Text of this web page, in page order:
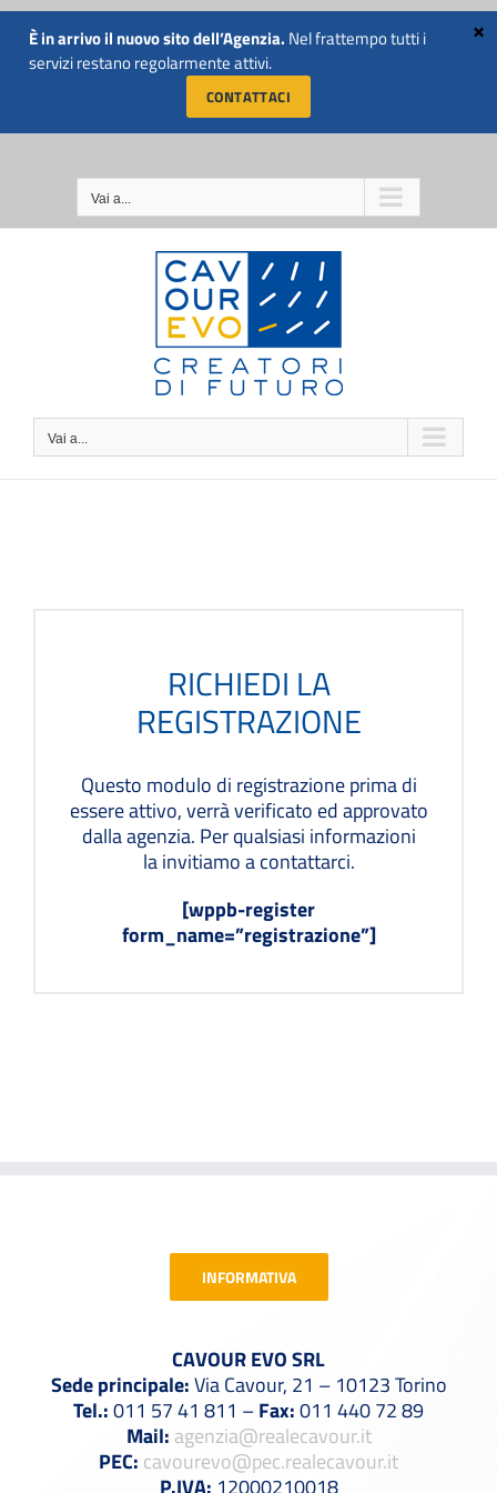
Salta
contenuto CHIAMACI SUBITO AL
NUMERO 011 5741811
Vai a...
Vai a...
RICHIEDI LA
REGISTRAZIONE
Questo modulo di registrazione prima di
essere attivo, verrà verificato ed approvato
dalla agenzia. Per qualsiasi informazioni
la invitiamo a contattarci.
[wppb-register
form_name=”registrazione”]
INFORMATIVA
CAVOUR EVO SRL
Sede principale:Via Cavour, 21 – 10123 Torino
Tel.:011 57 41 811 –Fax:011 440 72 89
Mail: agenzia@realecavour.it
PEC: cavourevo@pec.realecavour.it
È in arrivo il nuovo sito dell’Agenzia. Nel frattempo tutti i
servizi restano regolarmente attivi.
CONTATTACI